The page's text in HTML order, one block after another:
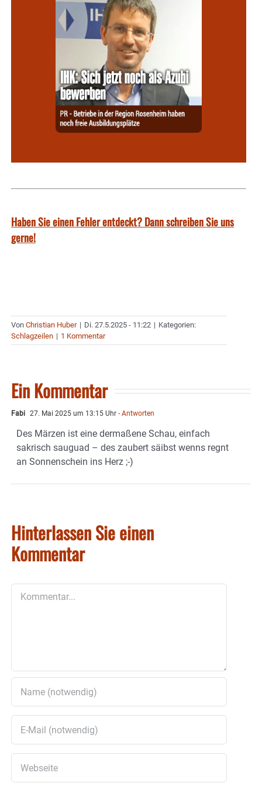
Haben Sie einen Fehler entdeckt? Dann schreiben Sie uns
gerne!
Von Christian Huber | Di. 27.5.2025 - 11:22 | Kategorien:
Schlagzeilen | 1 Kommentar
Ein Kommentar
Fabi 27. Mai 2025 um 13:15 Uhr - Antworten
Des Märzen ist eine dermaßene Schau, einfach
sakrisch sauguad – des zaubert säibst wenns regnt
an Sonnenschein ins Herz ;-)
Hinterlassen Sie einen
Kommentar